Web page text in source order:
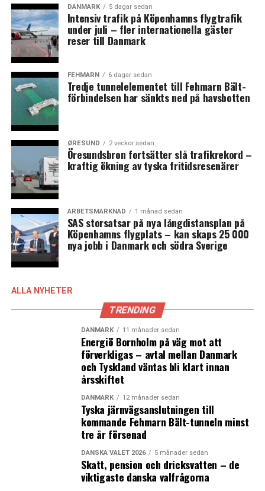
– Höjda anslag till skolan (1,6 miljarder SEK)
Därutöver sänks bland annat skatten för pensionärer
som vill arbeta vidare efter 65 års ålder.
Enligt ekonomiska bedömaresom DN talat med
villaägare, personer som kör bil till arbetet och
pensionärer som vill arbeta vidare som är budgetens
vinnare.
Det område av regeringens budget som framför allt
kritiserats av oppositionen rör klimat och miljö. Allra
mest kritik har beslutet om att slopa bonusen på upp
till 70 000 kronor för den som köper en elbil fått, något
som införs med omedelbar verkan från och med den 9
november. Men även beslutet att sänka
drivmedelsskatten kritiseras, liksom regeringens
tidigare beslut att lägga ner miljödepartementet.
Samtidigt anser intressegruppen Bränsleupproret, som
samlat en halv miljon svenskar, att skattesänkningen på
drivmedel är alldeles för låg. (News Øresund)
Martin Lidegaard är ny partiledare för Radikale Venstre
Radikale Venstres partiledare Sofie Carsten Nielsen
avgår efter halverat valresultat
DANMARK 5 dagar sedan
Intensiv trafik på Köpenhamns flygtrafik
under juli – fler internationella gäster
reser till Danmark
FEHMARN 6 dagar sedan
Tredje tunnelelementet till Fehmarn Bält-
förbindelsen har sänkts ned på havsbotten
ØRESUND 2 veckor sedan
Öresundsbron fortsätter slå trafikrekord –
kraftig ökning av tyska fritidsresenärer
ARBETSMARKNAD 1 månad sedan
SAS storsatsar på nya långdistansplan på
Köpenhamns flygplats – kan skaps 25 000
nya jobb i Danmark och södra Sverige
ALLA NYHETER
TRENDING
DANMARK 11 månader sedan
Energiö Bornholm på väg mot att
förverkligas – avtal mellan Danmark
och Tyskland väntas bli klart innan
årsskiftet
DANMARK 12 månader sedan
Tyska järnvägsanslutningen till
kommande Fehmarn Bält-tunneln minst
tre år försenad
DANSKA VALET 2026 5 månader sedan
Skatt, pension och dricksvatten – de
viktigaste danska valfrågorna